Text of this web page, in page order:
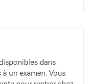
dans
un examen. Vous